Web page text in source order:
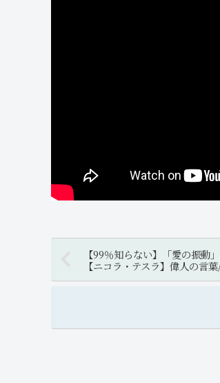
【99％知らない】「愛の振
【ニコラ・テスラ】偉人の言